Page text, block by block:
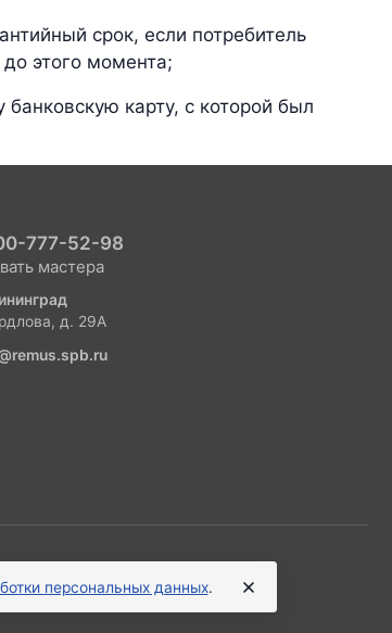
срок, если потребитель
этого момента;
карту, с которой был
777-52-98
мастера
д. 29А
персональных данных.